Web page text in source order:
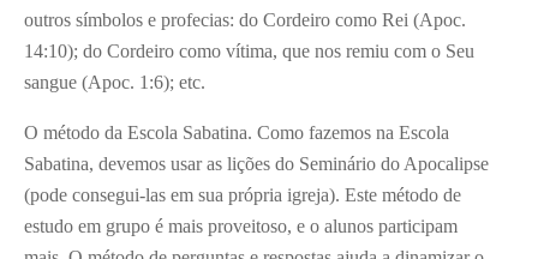
outros símbolos e profecias: do Cordeiro como Rei (Apoc.
14:10); do Cordeiro como vítima, que nos remiu com o Seu
sangue (Apoc. 1:6); etc.
O método da Escola Sabatina. Como fazemos na Escola
Sabatina, devemos usar as lições do Seminário do Apocalipse
(pode consegui-las em sua própria igreja). Este método de
estudo em grupo é mais proveitoso, e o alunos participam